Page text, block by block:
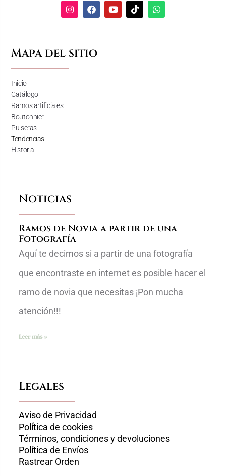
Mapa del sitio
Inicio
Catálogo
Ramos artificiales
Boutonnier
Pulseras
Tendencias
Historia
Noticias
Ramos de Novia a partir de una
Fotografía
Aquí te decimos si a partir de una fotografía
que encontraste en internet es posible hacer el
ramo de novia que necesitas ¡Pon mucha
atención!!!
Leer más »
Legales
Aviso de Privacidad
Política de cookies
Términos, condiciones y devoluciones
Política de Envíos
Rastrear Orden